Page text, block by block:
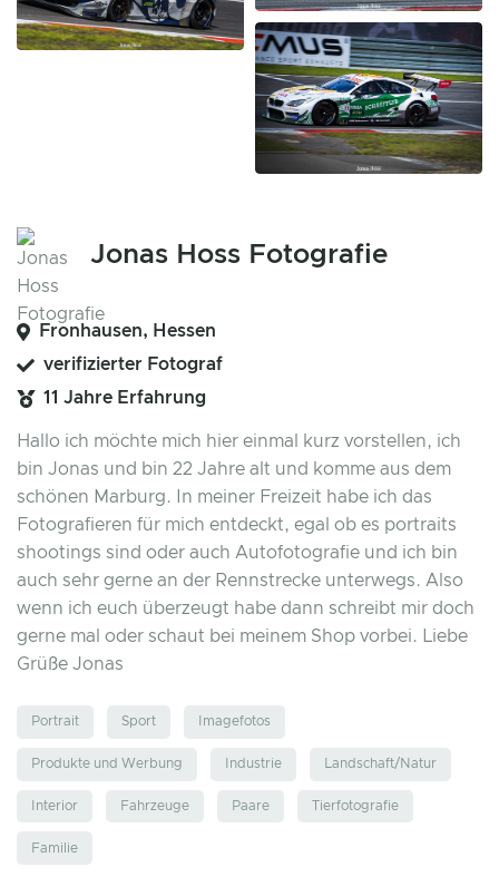
Jonas Hoss Fotografie
Fronhausen, Hessen
verifizierter Fotograf
11 Jahre Erfahrung
Hallo ich möchte mich hier einmal kurz vorstellen, ich
bin Jonas und bin 22 Jahre alt und komme aus dem
schönen Marburg. In meiner Freizeit habe ich das
Fotografieren für mich entdeckt, egal ob es portraits
shootings sind oder auch Autofotografie und ich bin
auch sehr gerne an der Rennstrecke unterwegs. Also
wenn ich euch überzeugt habe dann schreibt mir doch
gerne mal oder schaut bei meinem Shop vorbei. Liebe
Grüße Jonas
Portrait Sport Imagefotos
Produkte und Werbung Industrie Landschaft/Natur
Interior Fahrzeuge Paare Tierfotografie
Familie